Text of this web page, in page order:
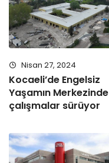
Nisan 27, 2024
Kocaeli’de Engelsiz
Yaşamın Merkezinde
çalışmalar sürüyor